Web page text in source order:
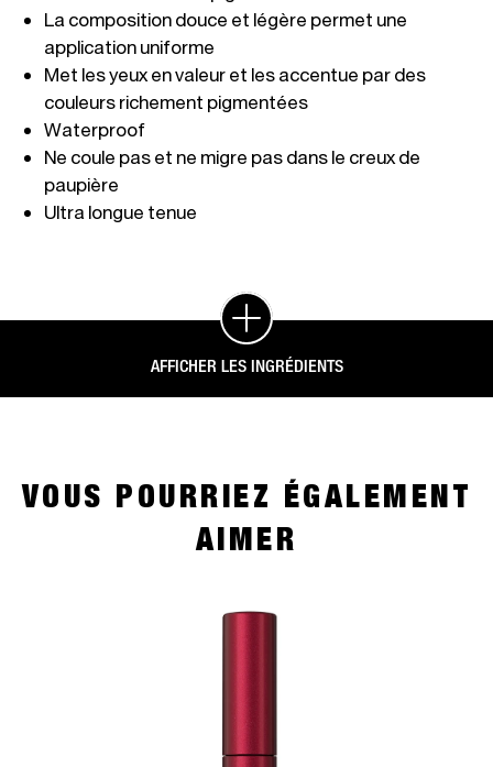
La composition douce et légère permet une
Met les yeux en valeur et les accentue par des
Ne coule pas et ne migre pas dans le creux de
Ultra longue tenue
AFFICHER LES INGRÉDIENTS
VOUS POURRIEZ ÉGALEMENT
AIMER